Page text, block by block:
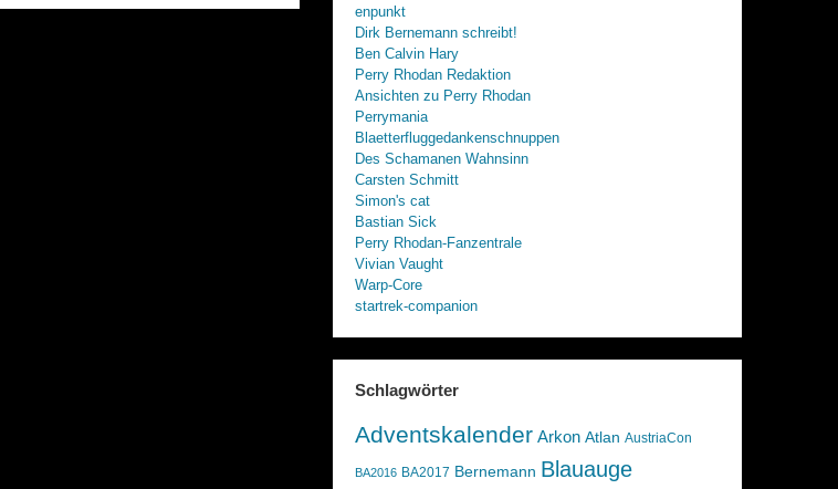
enpunkt
Dirk Bernemann schreibt!
Ben Calvin Hary
Perry Rhodan Redaktion
Ansichten zu Perry Rhodan
Perrymania
Blaetterfluggedankenschnuppen
Des Schamanen Wahnsinn
Carsten Schmitt
Simon's cat
Bastian Sick
Perry Rhodan-Fanzentrale
Vivian Vaught
Warp-Core
startrek-companion
Schlagwörter
Adventskalender Arkon Atlan AustriaCon
BA2016 BA2017 Bernemann Blauauge